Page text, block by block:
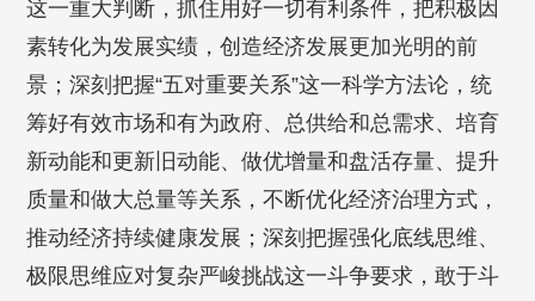
这一重大判断，抓住用好一切有利条件，把积极因
素转化为发展实绩，创造经济发展更加光明的前
景；深刻把握“五对重要关系”这一科学方法论，统
筹好有效市场和有为政府、总供给和总需求、培育
新动能和更新旧动能、做优增量和盘活存量、提升
质量和做大总量等关系，不断优化经济治理方式，
推动经济持续健康发展；深刻把握强化底线思维、
极限思维应对复杂严峻挑战这一斗争要求，敢于斗